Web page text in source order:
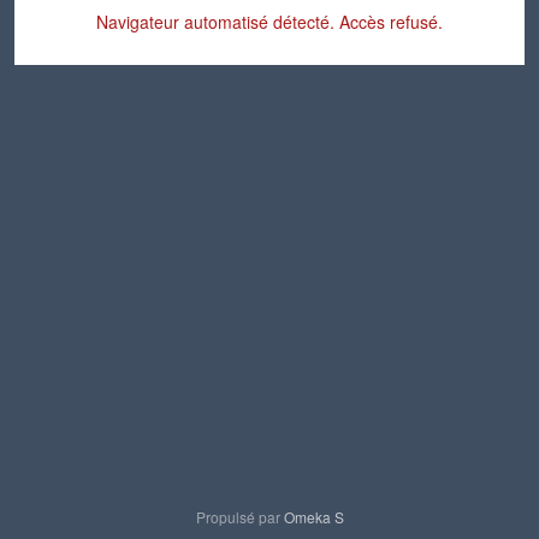
Navigateur automatisé détecté. Accès refusé.
Propulsé parOmeka S